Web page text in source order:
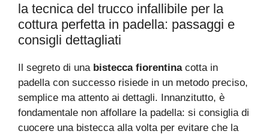
la tecnica del trucco infallibile per la
cottura perfetta in padella: passaggi e
consigli dettagliati
Il segreto di una bistecca fiorentinacotta in
padella con successo risiede in un metodo preciso,
semplice ma attento ai dettagli. Innanzitutto, è
fondamentale non affollare la padella: si consiglia di
cuocere una bistecca alla volta per evitare che la